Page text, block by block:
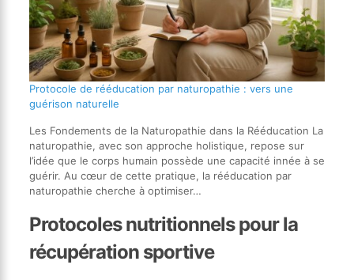
Protocole de rééducation par naturopathie : vers une
guérison naturelle
Les Fondements de la Naturopathie dans la Rééducation La
naturopathie, avec son approche holistique, repose sur
l’idée que le corps humain possède une capacité innée à se
guérir. Au cœur de cette pratique, la rééducation par
naturopathie cherche à optimiser…
Protocoles nutritionnels pour la
récupération sportive